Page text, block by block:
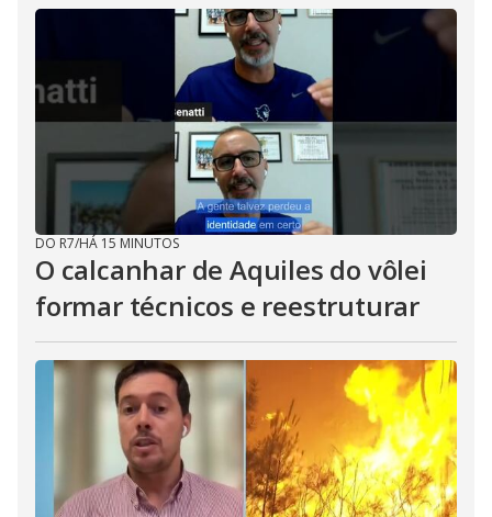
DO R7/HÁ 15 MINUTOS
O calcanhar de Aquiles do vôlei
formar técnicos e reestruturar